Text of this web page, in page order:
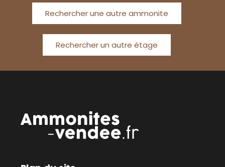
Rechercher une autre ammonite
Rechercher un autre étage